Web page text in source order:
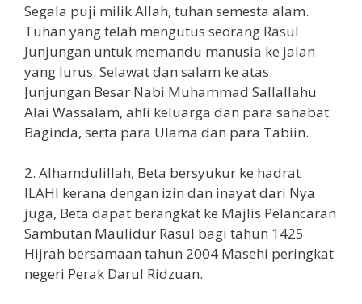
Segala puji milik Allah, tuhan semesta alam.
Tuhan yang telah mengutus seorang Rasul
Junjungan untuk memandu manusia ke jalan
yang lurus. Selawat dan salam ke atas
Junjungan Besar Nabi Muhammad Sallallahu
Alai Wassalam, ahli keluarga dan para sahabat
Baginda, serta para Ulama dan para Tabiin.
2. Alhamdulillah, Beta bersyukur ke hadrat
ILAHI kerana dengan izin dan inayat dari Nya
juga, Beta dapat berangkat ke Majlis Pelancaran
Sambutan Maulidur Rasul bagi tahun 1425
Hijrah bersamaan tahun 2004 Masehi peringkat
negeri Perak Darul Ridzuan.